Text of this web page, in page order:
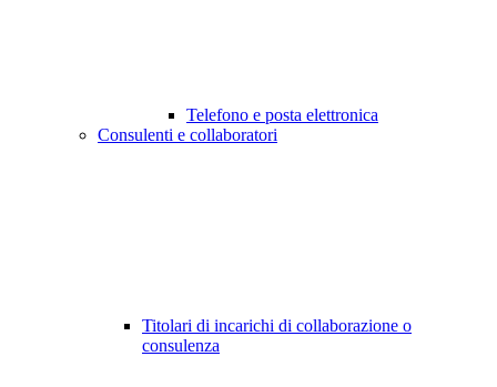
Telefono e posta elettronica
Consulenti e collaboratori
Titolari di incarichi di collaborazione o
consulenza